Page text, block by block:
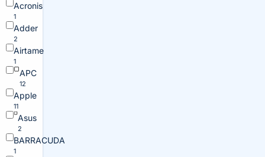
Acronis
1
Adder
2
Airtame
1
APC
12
Apple
11
Asus
2
BARRACUDA
1